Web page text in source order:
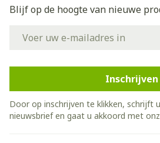
Blijf op de hoogte van nieuwe
Inschrijven
Door op inschrijven te klikken, schrijft
nieuwsbrief en gaat u akkoord met